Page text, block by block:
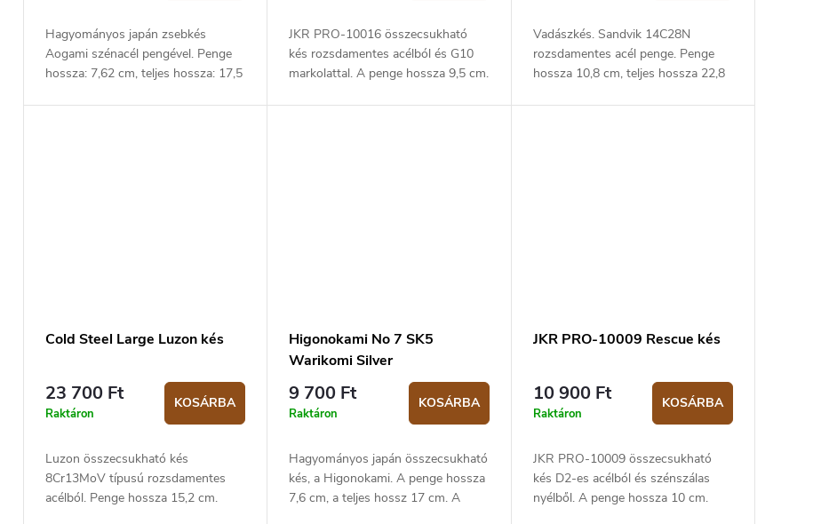
Hagyományos japán zsebkés
Aogami szénacél pengével. Penge
hossza: 7,62 cm, teljes hossza: 17,5
JKR PRO-10016 összecsukható
kés rozsdamentes acélból és G10
markolattal. A penge hossza 9,5 cm.
Vadászkés. Sandvik 14C28N
rozsdamentes acél penge. Penge
hossza 10,8 cm, teljes hossza 22,8
Cold Steel Large Luzon kés
23 700 Ft
Raktáron
KOSÁRBA
Luzon összecsukható kés
8Cr13MoV típusú rozsdamentes
acélból. Penge hossza 15,2 cm.
Higonokami No 7 SK5
Warikomi Silver
9 700 Ft
Raktáron
KOSÁRBA
Hagyományos japán összecsukható
kés, a Higonokami. A penge hossza
7,6 cm, a teljes hossz 17 cm. A
JKR PRO-10009 Rescue kés
10 900 Ft
Raktáron
KOSÁRBA
JKR PRO-10009 összecsukható
kés D2-es acélból és szénszálas
nyélből. A penge hossza 10 cm.